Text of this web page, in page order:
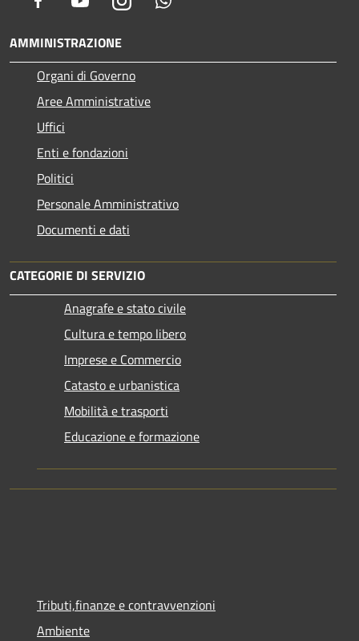
AMMINISTRAZIONE
Organi di Governo
Aree Amministrative
Uffici
Enti e fondazioni
Politici
Personale Amministrativo
Documenti e dati
CATEGORIE DI SERVIZIO
Anagrafe e stato civile
Cultura e tempo libero
Imprese e Commercio
Catasto e urbanistica
Mobilità e trasporti
Educazione e formazione
Tributi,finanze e contravvenzioni
Ambiente